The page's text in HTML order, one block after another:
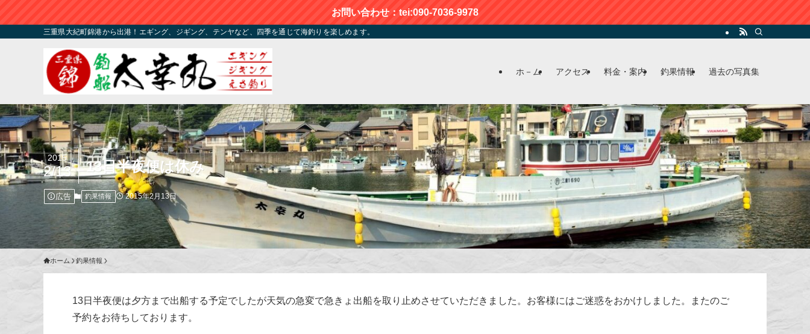
お問い合わせ：tei:090-7036-9978
三重県大紀町錦港から出港！エギング、ジギング、テンヤなど、四季を通じて海釣りを楽しめます。
ホ－ム アクセス 料金・案内 釣果情報 過去の写真集
13日半夜便は休み
2015
2/13
広告 釣果情報 2015年2月13日
ホーム 釣果情報
13日半夜便は夕方まで出船する予定でしたが天気の急変で急きょ出船を取り止めさせていただきました。お客様にはご迷惑をおかけしました。またのご
予約をお待ちしております。